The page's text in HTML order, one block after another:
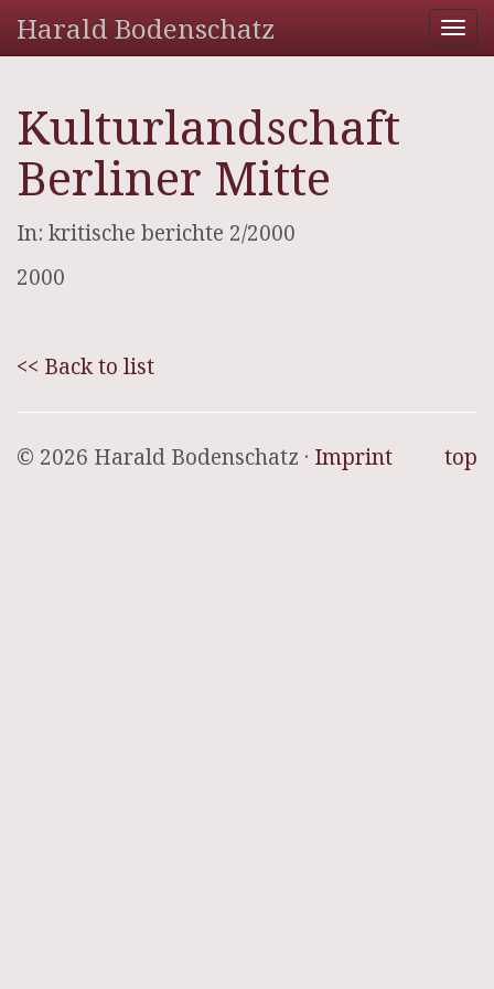
Harald Bodenschatz
Kulturlandschaft
Berliner Mitte
In: kritische berichte 2/2000
2000
<< Back to list
top
© 2026 Harald Bodenschatz · Imprint